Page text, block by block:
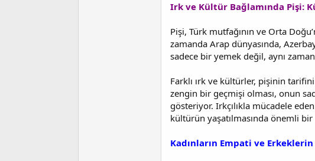
Irk ve Kültür Bağlamında Pişi:
Pişi, Türk mutfağının ve Orta
zamanda Arap dünyasında,
sadece bir yemek değil, aynı
Farklı ırk ve kültürler, pişinin
zengin bir geçmişi olması, onun
gösteriyor. Irkçılıkla mücadele
kültürün yaşatılmasında önemli
Kadınların Empati ve